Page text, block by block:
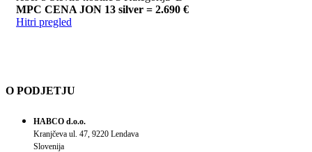
MPC CENA JON 13 silver = 2.690 €
Hitri pregled
O PODJETJU
HABCO d.o.o.
Kranjčeva ul. 47, 9220 Lendava
Slovenija